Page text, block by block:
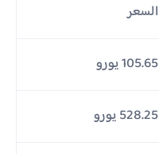
السعر
105.65 يورو
528.25 يورو